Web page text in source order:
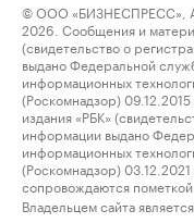
© ООО «БИЗНЕСПРЕСС»,
2026. Сообщения и
(свидетельство о
выдано Федеральной
информационных
(Роскомнадзор)
издания «РБК»
информации выдано
информационных
(Роскомнадзор)
сопровождаются пометкой
Владельцем сайта